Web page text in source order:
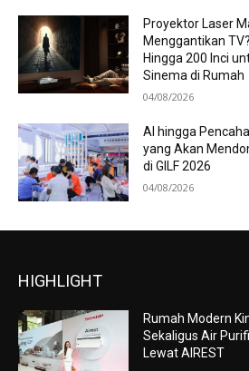
Proyektor Laser
Menggantikan
Hingga 200 Inci
Sinema di Rumah
04/08/2026
AI hingga
yang Akan
di GILF 2026
04/08/2026
HIGHLIGHT
Rumah Modern
Sekaligus Air
Lewat AIREST